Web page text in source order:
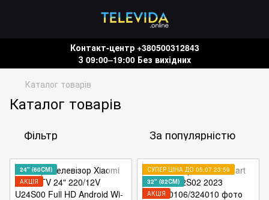
Контакт-центр +380500312843
З 09:00–19:00 Без вихідних
Каталог товарів
Каталог товарів
Фільтр За популярністю
24" (60СМ)
АКЦІЯ
СУПЕР ЦІНА ДО 05.07 23:59
32" (82СМ)
АКЦІЯ